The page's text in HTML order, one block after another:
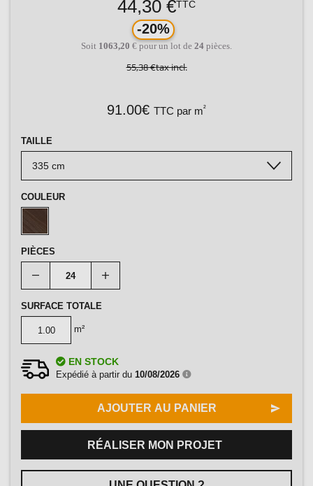
44,30 €TTC
-20%
Soit 1063,20 € pour un lot de 24 pièces.
55,38 €tax incl.
91.00€ TTC par m²
TAILLE
COULEUR
PIÈCES
SURFACE TOTALE
m²
EN STOCK
Expédié à partir du 10/08/2026
AJOUTER AU PANIER
RÉALISER MON PROJET